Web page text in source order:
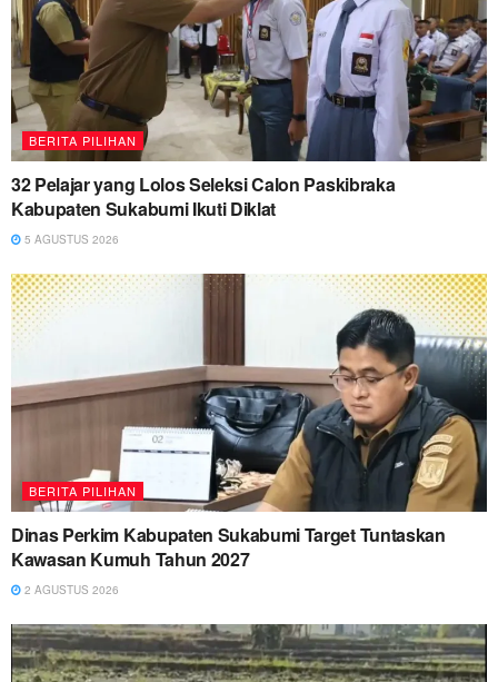
BERITA PILIHAN
32 Pelajar yang Lolos Seleksi Calon Paskibraka
Kabupaten Sukabumi Ikuti Diklat
5 AGUSTUS 2026
BERITA PILIHAN
Dinas Perkim Kabupaten Sukabumi Target Tuntaskan
Kawasan Kumuh Tahun 2027
2 AGUSTUS 2026